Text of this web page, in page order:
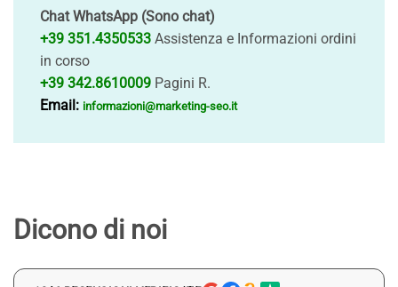
Chat WhatsApp (Sono chat)
+39 351.4350533 Assistenza e Informazioni ordini
in corso
+39 342.8610009 Pagini R.
Email: informazioni@marketing-seo.it
Dicono di noi